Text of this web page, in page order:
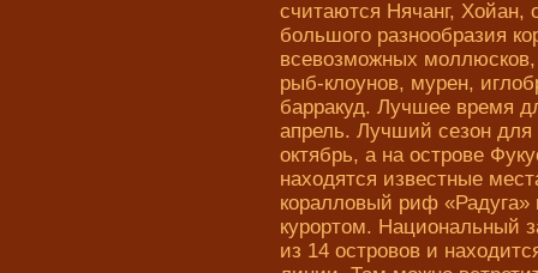
считаются Нячанг, Хойан,
большого разнообразия
всевозможных моллюсков,
рыб-клоунов, мурен,
барракуд. Лучшее время
апрель. Лучший сезон
октябрь, а на острове
находятся известные
коралловый риф
курортом. Национальный
из 14 островов и